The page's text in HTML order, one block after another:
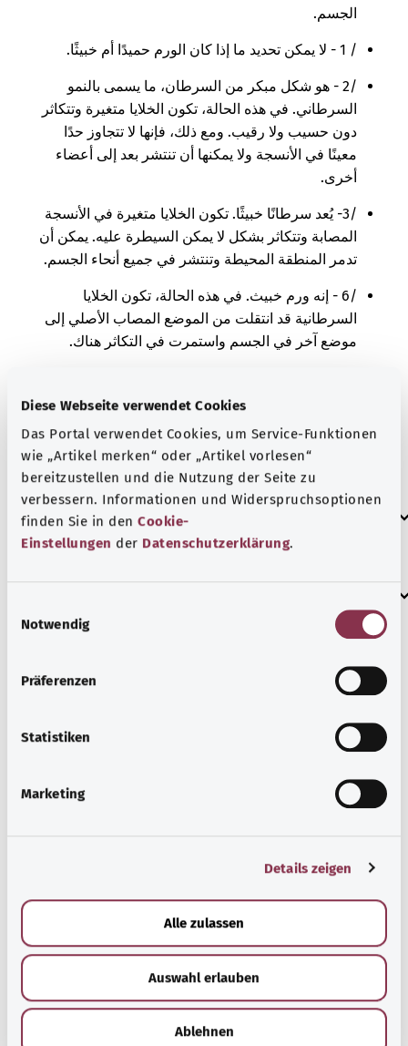
Diese Webseite verwendet Cookies
Das Portal verwendet Cookies, um Service-Funktionen
wie „Artikel merken“ oder „Artikel vorlesen“
bereitzustellen und die Nutzung der Seite zu
verbessern. Informationen und Widerspruchsoptionen
finden Sie in den Cookie-
Einstellungen der Datenschutzerklärung.
Notwendig
Präferenzen
Statistiken
Marketing
Details zeigen
Alle zulassen
Auswahl erlauben
Ablehnen
الجسم.
/ 1 - لا يمكن تحديد ما إذا كان الورم حميدًا أم خبيثًا.
/2 - هو شكل مبكر من السرطان، ما يسمى بالنمو
السرطاني. في هذه الحالة، تكون الخلايا متغيرة وتتكاثر
دون حسيب ولا رقيب. ومع ذلك، فإنها لا تتجاوز حدًا
معينًا في الأنسجة ولا يمكنها أن تنتشر بعد إلى أعضاء
أخرى.
/3- يُعد سرطانًا خبيثًا. تكون الخلايا متغيرة في الأنسجة
المصابة وتتكاثر بشكل لا يمكن السيطرة عليه. يمكن أن
تدمر المنطقة المحيطة وتنتشر في جميع أنحاء الجسم.
/6 - إنه ورم خبيث. في هذه الحالة، تكون الخلايا
السرطانية قد انتقلت من الموضع المصاب الأصلي إلى
موضع آخر في الجسم واستمرت في التكاثر هناك.
متغيرة في الأنسجة المصابة وتتكاثر بشكل لا يمكن
السيطرة عليه. ومع ذلك، لا يمكنك معرفة ما إذا كانت
هذه الخلايا جاءت في الأصل من المنطقة المصابة أم أنها
انتشرت هناك من مكان آخر في الجسم.
العلامات الإضافية
المصدر
الربحية بالنيابة عن الوزارة الاتحادية للصحة (BMG).
معرفة جيدة
المزيد من المقالات